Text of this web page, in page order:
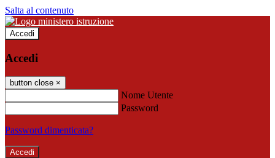
Salta al contenuto
Accedi
Accedi
button close ×
Nome Utente
Password
Password dimenticata?